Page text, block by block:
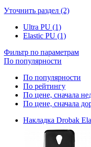
Уточнить раздел (2)
Ultra PU (1)
Elastic PU (1)
Фильтр по параметрам
По популярности
По популярности
По рейтингу
По цене, сначала
По цене, сначала
Накладка Drobak